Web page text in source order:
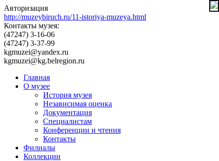
Авторизация
http://muzeybiruch.ru/11-istoriya-muzeya.html
Контакты музея:
(47247) 3-16-06
(47247) 3-37-99
kgmuzei@yandex.ru
kgmuzei@kg.belregion.ru
Главная
О музее
История музея
Независимая оценка
Документация
Специалистам
Конференции и чтения
Контакты
Филиалы
Коллекции